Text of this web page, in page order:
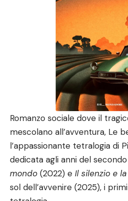
Romanzo sociale dove il
mescolano all’avventura, Le
l’appassionante tetralogia di
dedicata agli anni del
mondo (2022) e Il silenzio e
sol dell’avvenire (2025), i